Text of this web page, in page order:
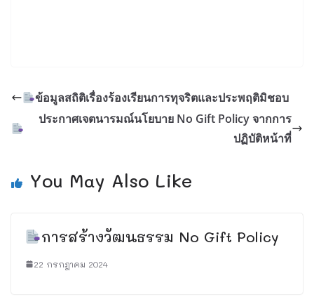
ข้อมูลสถิติเรื่องร้องเรียนการทุจริตและประพฤติมิชอบ
ประกาศเจตนารมณ์นโยบาย No Gift Policy จากการ
ปฏิบัติหน้าที่
You May Also Like
การสร้างวัฒนธรรม No Gift Policy
22 กรกฎาคม 2024